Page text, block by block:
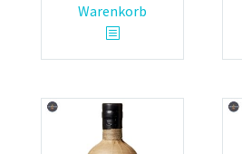
Warenkorb